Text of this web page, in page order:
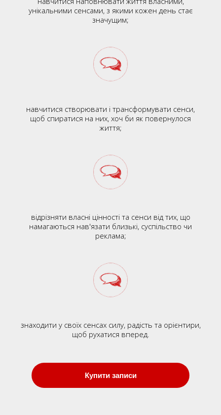
унікальними сенсами, з якими кожен день стає
значущим;
навчитися створювати і трансформувати сенси,
щоб спиратися на них, хоч би як повернулося
життя;
відрізняти власні цінності та сенси від тих, що
намагаються нав'язати близькі, суспільство чи
реклама;
знаходити у своїх сенсах силу, радість та орієнтири,
щоб рухатися вперед.
Купити записи